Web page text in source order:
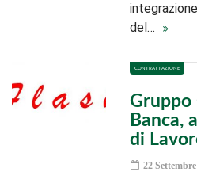
del…
CONTRATTAZIONE
Gruppo
Banca,
di
22